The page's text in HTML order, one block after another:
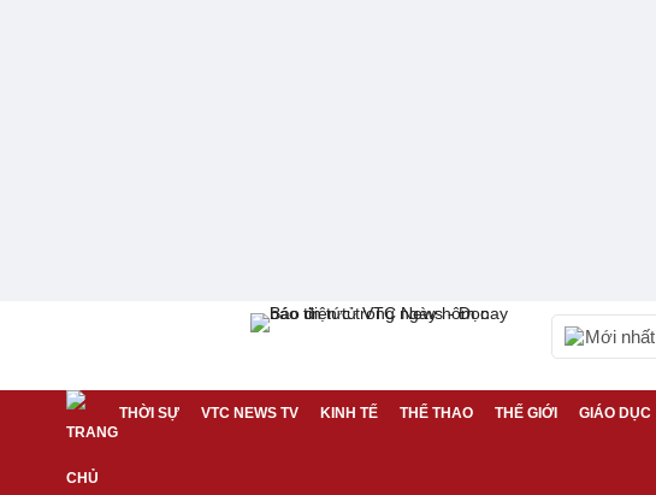
Mới nhất
THỜI SỰ VTC NEWS TV KINH TẾ THỂ THAO THẾ GIỚI GIÁO DỤC